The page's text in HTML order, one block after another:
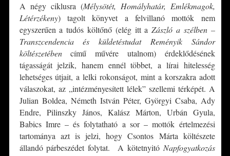
A négy ciklusra (Mélysötét, Homályhatár, Emlékmagok,
Létérzékeny) tagolt könyvet a felvillanó mottók nem
egyszerűen a tudós költőnő (elég itt aZászló a szélben –
Transzcendencia és küldetéstudat Reményik Sándor
költészetébencímű művére utalnom) érdeklődésének
tágasságát jelzik, hanem ennél többet, a lírai hitelesség
lehetséges útjait, a lelki rokonságot, mint a korszakra adott
válaszokat, az „intézményesített lélek” szellemi térképét. A
Julian Boldea, Németh István Péter, Györgyi Csaba, Ady
Endre, Pilinszky János, Kalász Márton, Urbán Gyula,
Babics Imre – és folytatható a sor – mottók értelmezési
tartománya azt is jelzi, hogy Csontos Márta költészete
állandó párbeszédet folytat. A kötetnyitó Napfogyatkozás